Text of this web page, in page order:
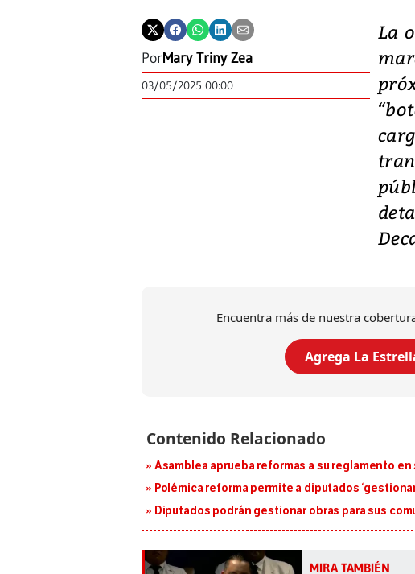
PorMary Triny Zea
03/05/2025 00:00
La
Encuentra más de nuestra
Agrega La
Asamblea aprueba reformas a su reglamento
Polémica reforma permite a diputados
Diputados podrán gestionar obras para sus